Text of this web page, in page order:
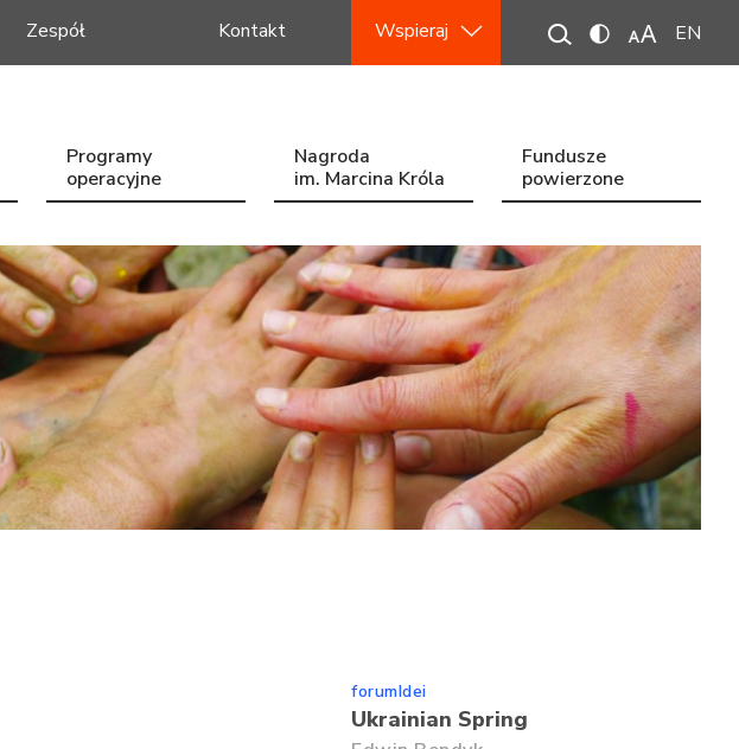
Zespół Kontakt Wspieraj EN
Programy
operacyjne
Nagroda
im. Marcina Króla
Fundusze
powierzone
forumIdei
Ukrainian Spring